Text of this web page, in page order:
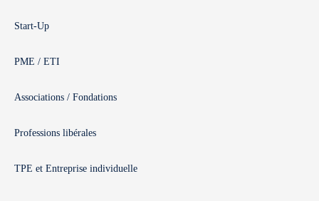
Start-Up
PME / ETI
Associations / Fondations
Professions libérales
TPE et Entreprise individuelle